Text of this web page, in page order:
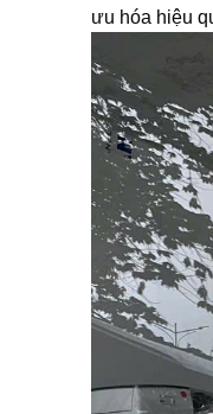
ưu hóa hiệu